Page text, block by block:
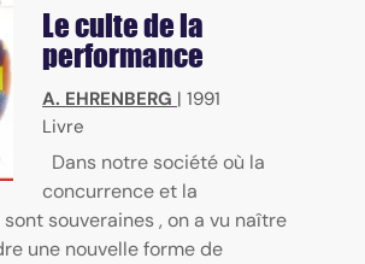
Le culte de la
performance
A. EHRENBERG | 1991
Livre
Dans notre société où la
concurrence et la
souveraines , on a vu naître
une nouvelle forme de